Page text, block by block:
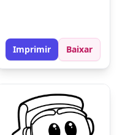
Imprimir Baixar